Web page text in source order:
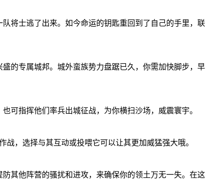
将士逃了出来。如今命运的钥匙重回到了自己的手里，联
的专属城邦。城外蛮族势力盘踞已久，你需加快脚步，早
可指挥他们率兵出城征战，为你横扫沙场，威震寰宇。
，选择与其互动或投喂它可以让其更加威猛强大哦。
其他阵营的骚扰和进攻，来确保你的领土万无一失。在这